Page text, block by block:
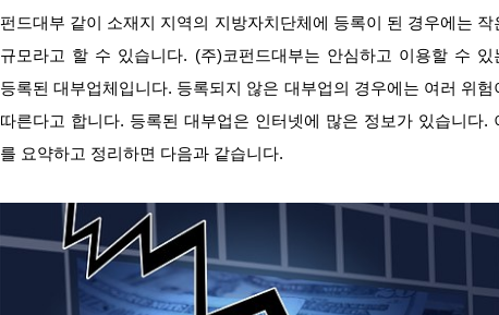
펀드대부 같이 소재지 지역의 지방자치단체에 등록이 된 경우에는 작
규모라고 할 수 있습니다. (주)코펀드대부는 안심하고 이용할 수 있
등록된 대부업체입니다. 등록되지 않은 대부업의 경우에는 여러 위험
따른다고 합니다. 등록된 대부업은 인터넷에 많은 정보가 있습니다.
를 요약하고 정리하면 다음과 같습니다.